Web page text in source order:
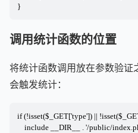
}
调用统计函数的位置
将统计函数调用放在参数验证
会触发统计：
if (!isset($_GET['type']) ||
include __DIR__ . '/public/